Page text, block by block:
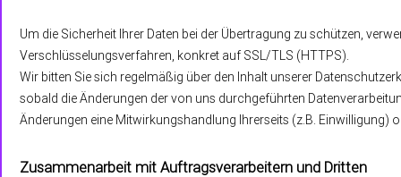
Um die Sicherheit Ihrer Daten bei der Übertragung zu schützen,
Verschlüsselungsverfahren, konkret auf SSL/TLS (HTTPS).
Wir bitten Sie sich regelmäßig über den Inhalt unserer
sobald die Änderungen der von uns durchgeführten
Änderungen eine Mitwirkungshandlung Ihrerseits (z.B.
Zusammenarbeit mit Auftragsverarbeitern und Dritten